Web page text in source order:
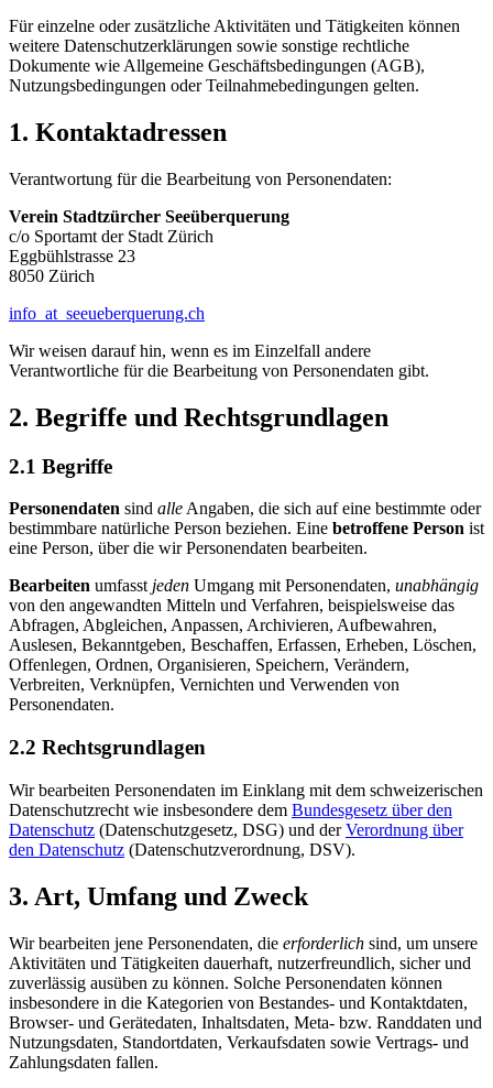
Für einzelne oder zusätzliche Aktivitäten und Tätigkeiten können
weitere Datenschutzerklärungen sowie sonstige rechtliche
Dokumente wie Allgemeine Geschäftsbedingungen (AGB),
Nutzungsbedingungen oder Teilnahmebedingungen gelten.
1. Kontaktadressen
Verantwortung für die Bearbeitung von Personendaten:
Verein Stadtzürcher Seeüberquerung
c/o Sportamt der Stadt Zürich
Eggbühlstrasse 23
8050 Zürich
info _at_ seeueberquerung.ch
Wir weisen darauf hin, wenn es im Einzelfall andere
Verantwortliche für die Bearbeitung von Personendaten gibt.
2. Begriffe und Rechtsgrundlagen
2.1 Begriffe
Personendaten sind alleAngaben, die sich auf eine bestimmte oder
bestimmbare natürliche Person beziehen. Eine betroffene Person ist
eine Person, über die wir Personendaten bearbeiten.
Bearbeiten umfasst jeden Umgang mit Personendaten, unabhängig
von den angewandten Mitteln und Verfahren, beispielsweise das
Abfragen, Abgleichen, Anpassen, Archivieren, Aufbewahren,
Auslesen, Bekanntgeben, Beschaffen, Erfassen, Erheben, Löschen,
Offenlegen, Ordnen, Organisieren, Speichern, Verändern,
Verbreiten, Verknüpfen, Vernichten und Verwenden von
Personendaten.
2.2 Rechtsgrundlagen
Wir bearbeiten Personendaten im Einklang mit dem schweizerischen
Datenschutzrecht wie insbesondere dem Bundesgesetz über den
Datenschutz (Datenschutzgesetz, DSG) und derVerordnung über
den Datenschutz (Datenschutzverordnung, DSV).
3. Art, Umfang und Zweck
Wir bearbeiten jene Personendaten, die erforderlich sind, um unsere
Aktivitäten und Tätigkeiten dauerhaft, nutzerfreundlich, sicher und
zuverlässig ausüben zu können. Solche Personendaten können
insbesondere in die Kategorien von Bestandes- und Kontaktdaten,
Browser- und Gerätedaten, Inhaltsdaten, Meta- bzw. Randdaten und
Nutzungsdaten, Standortdaten, Verkaufsdaten sowie Vertrags- und
Zahlungsdaten fallen.